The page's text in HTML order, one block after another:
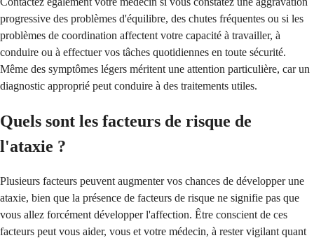
progressive des problèmes d'équilibre, des chutes fréquentes ou si les
problèmes de coordination affectent votre capacité à travailler, à
conduire ou à effectuer vos tâches quotidiennes en toute sécurité.
Même des symptômes légers méritent une attention particulière, car un
diagnostic approprié peut conduire à des traitements utiles.
Quels sont les facteurs de risque de
l'ataxie ?
Plusieurs facteurs peuvent augmenter vos chances de développer une
ataxie, bien que la présence de facteurs de risque ne signifie pas que
vous allez forcément développer l'affection. Être conscient de ces
facteurs peut vous aider, vous et votre médecin, à rester vigilant quant